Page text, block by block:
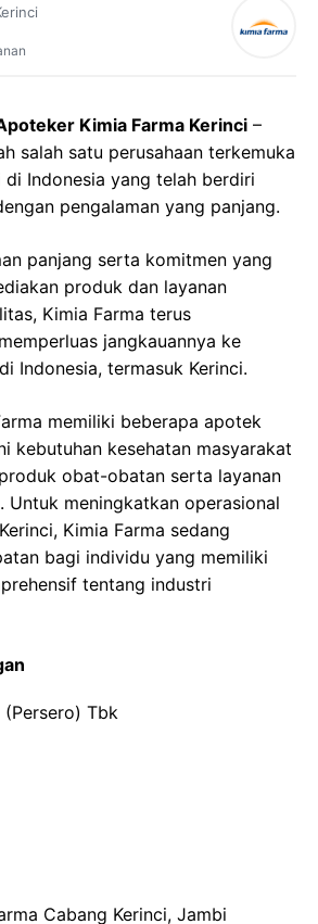
Kimia Farma Kerinci –
salah satu perusahaan terkemuka
Indonesia yang telah berdiri
pengalaman yang panjang.
panjang serta komitmen yang
produk dan layanan
Kimia Farma terus
jangkauannya ke
Indonesia, termasuk Kerinci.
memiliki beberapa apotek
kebutuhan kesehatan masyarakat
obat-obatan serta layanan
Untuk meningkatkan operasional
Kimia Farma sedang
bagi individu yang memiliki
tentang industri
(Persero) Tbk
Cabang Kerinci, Jambi